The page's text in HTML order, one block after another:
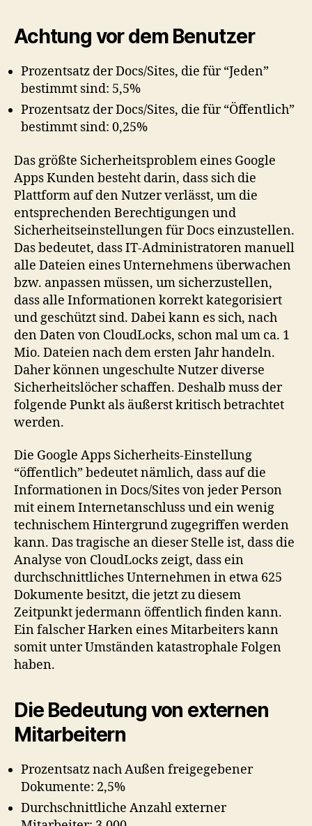
Achtung vor dem Benutzer
Prozentsatz der Docs/Sites, die für “Jeden”
bestimmt sind: 5,5%
Prozentsatz der Docs/Sites, die für “Öffentlich”
bestimmt sind: 0,25%
Das größte Sicherheitsproblem eines Google
Apps Kunden besteht darin, dass sich die
Plattform auf den Nutzer verlässt, um die
entsprechenden Berechtigungen und
Sicherheitseinstellungen für Docs einzustellen.
Das bedeutet, dass IT-Administratoren manuell
alle Dateien eines Unternehmens überwachen
bzw. anpassen müssen, um sicherzustellen,
dass alle Informationen korrekt kategorisiert
und geschützt sind. Dabei kann es sich, nach
den Daten von CloudLocks, schon mal um ca. 1
Mio. Dateien nach dem ersten Jahr handeln.
Daher können ungeschulte Nutzer diverse
Sicherheitslöcher schaffen. Deshalb muss der
folgende Punkt als äußerst kritisch betrachtet
werden.
Die Google Apps Sicherheits-Einstellung
“öffentlich” bedeutet nämlich, dass auf die
Informationen in Docs/Sites von jeder Person
mit einem Internetanschluss und ein wenig
technischem Hintergrund zugegriffen werden
kann. Das tragische an dieser Stelle ist, dass die
Analyse von CloudLocks zeigt, dass ein
durchschnittliches Unternehmen in etwa 625
Dokumente besitzt, die jetzt zu diesem
Zeitpunkt jedermann öffentlich finden kann.
Ein falscher Harken eines Mitarbeiters kann
somit unter Umständen katastrophale Folgen
haben.
Die Bedeutung von externen
Mitarbeitern
Prozentsatz nach Außen freigegebener
Dokumente: 2,5%
Durchschnittliche Anzahl externer